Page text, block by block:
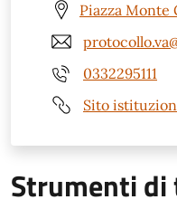
Piazza Monte
0332295111
Sito
Strumenti